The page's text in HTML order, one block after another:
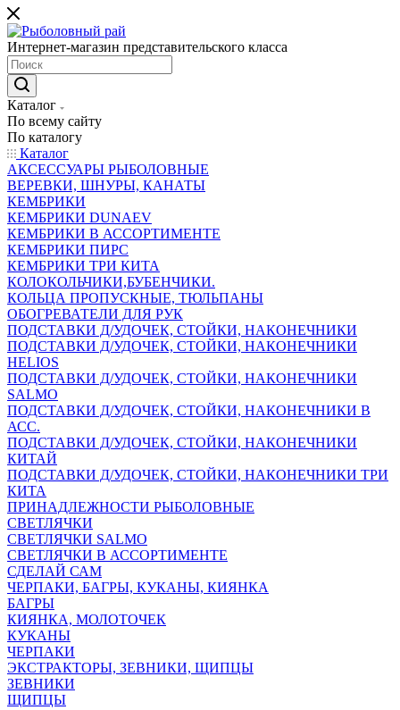
Интернет-магазин представительского класса
Каталог
По всему сайту
По каталогу
Каталог
АКСЕССУАРЫ РЫБОЛОВНЫЕ
ВЕРЕВКИ, ШНУРЫ, КАНАТЫ
КЕМБРИКИ
КЕМБРИКИ DUNAEV
КЕМБРИКИ В АССОРТИМЕНТЕ
КЕМБРИКИ ПИРС
КЕМБРИКИ ТРИ КИТА
КОЛОКОЛЬЧИКИ,БУБЕНЧИКИ.
КОЛЬЦА ПРОПУСКНЫЕ, ТЮЛЬПАНЫ
ОБОГРЕВАТЕЛИ ДЛЯ РУК
ПОДСТАВКИ Д/УДОЧЕК, СТОЙКИ, НАКОНЕЧНИКИ
ПОДСТАВКИ Д/УДОЧЕК, СТОЙКИ, НАКОНЕЧНИКИ
HELIOS
ПОДСТАВКИ Д/УДОЧЕК, СТОЙКИ, НАКОНЕЧНИКИ
SALMO
ПОДСТАВКИ Д/УДОЧЕК, СТОЙКИ, НАКОНЕЧНИКИ В
АСС.
ПОДСТАВКИ Д/УДОЧЕК, СТОЙКИ, НАКОНЕЧНИКИ
КИТАЙ
ПОДСТАВКИ Д/УДОЧЕК, СТОЙКИ, НАКОНЕЧНИКИ ТРИ
КИТА
ПРИНАДЛЕЖНОСТИ РЫБОЛОВНЫЕ
СВЕТЛЯЧКИ
СВЕТЛЯЧКИ SALMO
СВЕТЛЯЧКИ В АССОРТИМЕНТЕ
СДЕЛАЙ САМ
ЧЕРПАКИ, БАГРЫ, КУКАНЫ, КИЯНКА
БАГРЫ
КИЯНКА, МОЛОТОЧЕК
КУКАНЫ
ЧЕРПАКИ
ЭКСТРАКТОРЫ, ЗЕВНИКИ, ЩИПЦЫ
ЗЕВНИКИ
ЩИПЦЫ